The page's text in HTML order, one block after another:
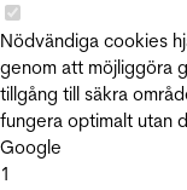
Nödvändiga cookies
genom att möjliggöra
tillgång till säkra
fungera optimalt utan
Google
1